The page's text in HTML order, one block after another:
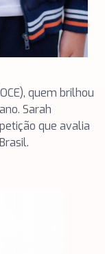
quem brilhou
Sarah
que avalia